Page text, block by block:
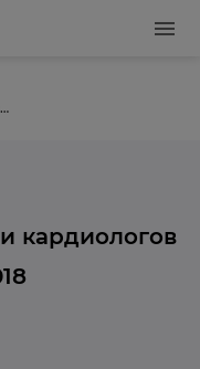
Школа для терапевтов и кардиологов в Самаре в сентябре 2018
кардиологов